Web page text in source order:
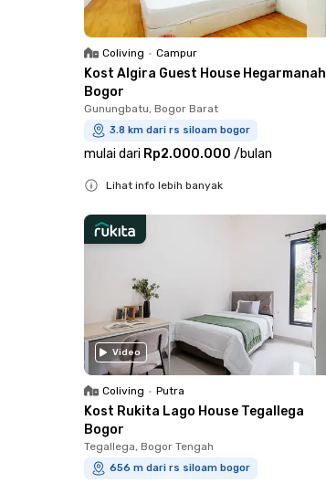
Coliving • Campur
Kost Algira Guest House Hegarmanah
Bogor
Gunungbatu, Bogor Barat
3.8 km dari rs siloam bogor
mulai dari Rp2.000.000 /bulan
Lihat info lebih banyak
Video
Coliving • Putra
Kost Rukita Lago House Tegallega
Bogor
Tegallega, Bogor Tengah
656 m dari rs siloam bogor